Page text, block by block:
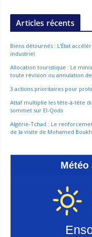
Articles récents
Biens détournés : L’État
industriel
Allocation touristique : Le
toute révision ou annulation
3 actions prioritaires pour
Attaf multiplie les tête-à-tête
sommet sur El-Qods
Algérie-Tchad : Le
de la visite de Mohamed
Météo